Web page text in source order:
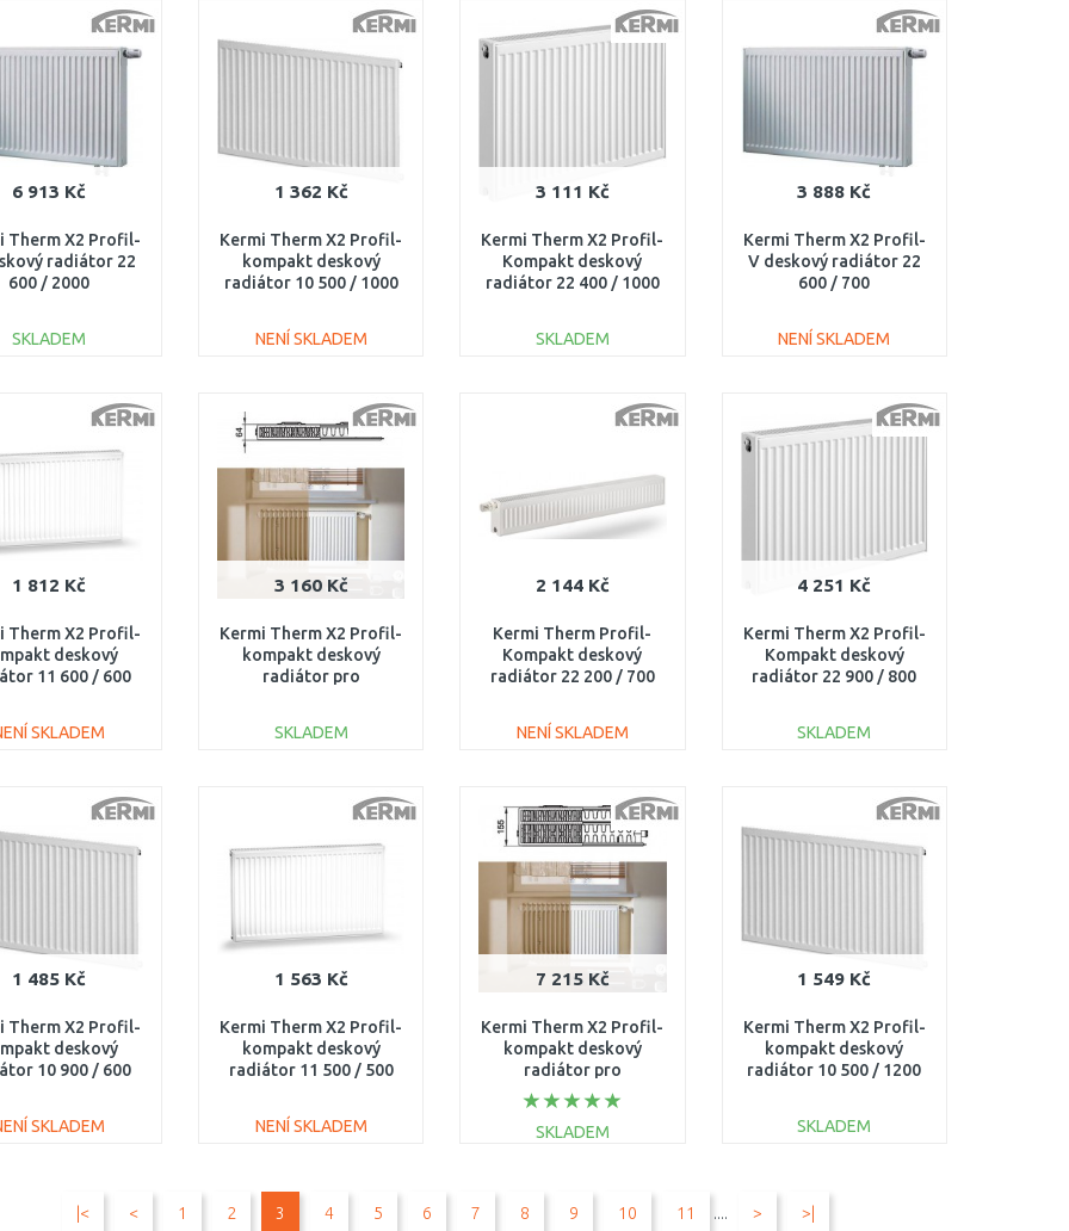
Porovnat
6 913 Kč
Therm X2 Profil-
radiátor 22
600 / 2000
SKLADEM
1 362 Kč
Kermi Therm X2 Profil-
kompakt deskový
radiátor 10 500 / 1000
NENÍ SKLADEM
Porovnat
3 111 Kč
Kermi Therm X2 Profil-
Kompakt deskový
radiátor 22 400 / 1000
SKLADEM
3 888 Kč
Kermi Therm X2 Profil-
V deskový radiátor 22
600 / 700
NENÍ SKLADEM
Porovnat
1 812 Kč
Therm X2 Profil-
deskový
11 600 / 600
SKLADEM
3 160 Kč
Kermi Therm X2 Profil-
kompakt deskový
radiátor pro
SKLADEM
2 144 Kč
Kermi Therm Profil-
Kompakt deskový
radiátor 22 200 / 700
NENÍ SKLADEM
Porovnat
4 251 Kč
Kermi Therm X2 Profil-
Kompakt deskový
radiátor 22 900 / 800
SKLADEM
1 485 Kč
Therm X2 Profil-
deskový
10 900 / 600
SKLADEM
Porovnat
1 563 Kč
Kermi Therm X2 Profil-
kompakt deskový
radiátor 11 500 / 500
NENÍ SKLADEM
Porovnat
7 215 Kč
Kermi Therm X2 Profil-
kompakt deskový
radiátor pro
rekonstrukce 33 554 /
1600 FK033D516
SKLADEM
1 549 Kč
Kermi Therm X2 Profil-
kompakt deskový
radiátor 10 500 / 1200
SKLADEM
Porovnat
|< < 1 2 3 4 5 6 7 8 9 10 11 .... > >|